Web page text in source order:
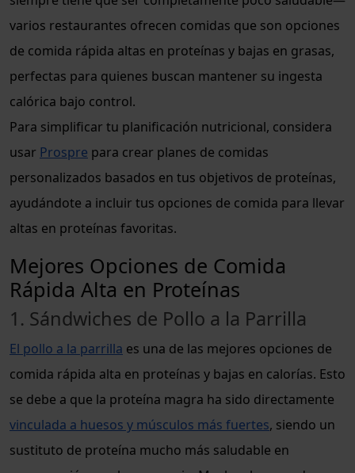
varios restaurantes ofrecen comidas que son opciones
de comida rápida altas en proteínas y bajas en grasas,
perfectas para quienes buscan mantener su ingesta
calórica bajo control.
Para simplificar tu planificación nutricional, considera
usar Prospre para crear planes de comidas
personalizados basados en tus objetivos de proteínas,
ayudándote a incluir tus opciones de comida para llevar
altas en proteínas favoritas.
Mejores Opciones de Comida
Rápida Alta en Proteínas
1. Sándwiches de Pollo a la Parrilla
El pollo a la parrilla es una de las mejores opciones de
comida rápida alta en proteínas y bajas en calorías. Esto
se debe a que la proteína magra ha sido directamente
vinculada a huesos y músculos más fuertes, siendo un
sustituto de proteína mucho más saludable en